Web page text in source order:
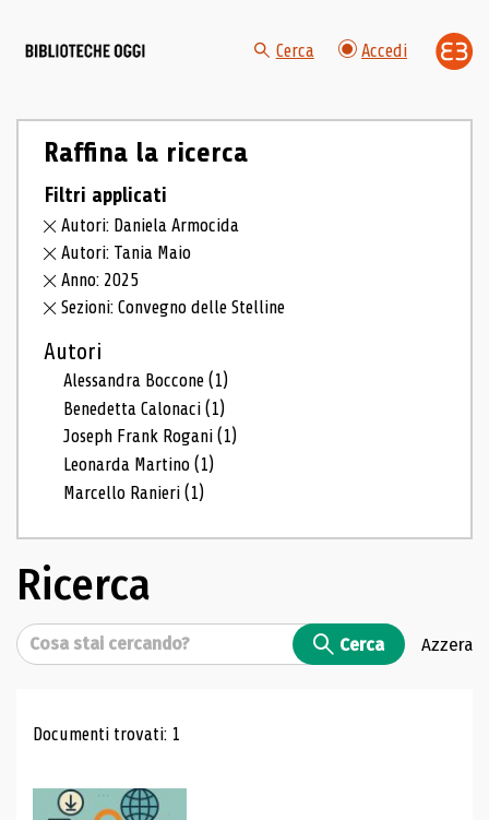
Cerca Accedi
Raffina la ricerca
Filtri applicati
Autori: Daniela Armocida
Autori: Tania Maio
Anno: 2025
Sezioni: Convegno delle Stelline
Autori
Alessandra Boccone(1)
Benedetta Calonaci(1)
Joseph Frank Rogani(1)
Leonarda Martino(1)
Marcello Ranieri(1)
Ricerca
Cerca Cerca Azzera
Risultati di ricerca
Documenti trovati: 1